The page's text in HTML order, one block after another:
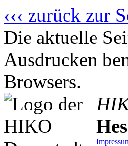
‹‹‹ zurück zur
Die aktuelle
Ausdrucken
Browsers.